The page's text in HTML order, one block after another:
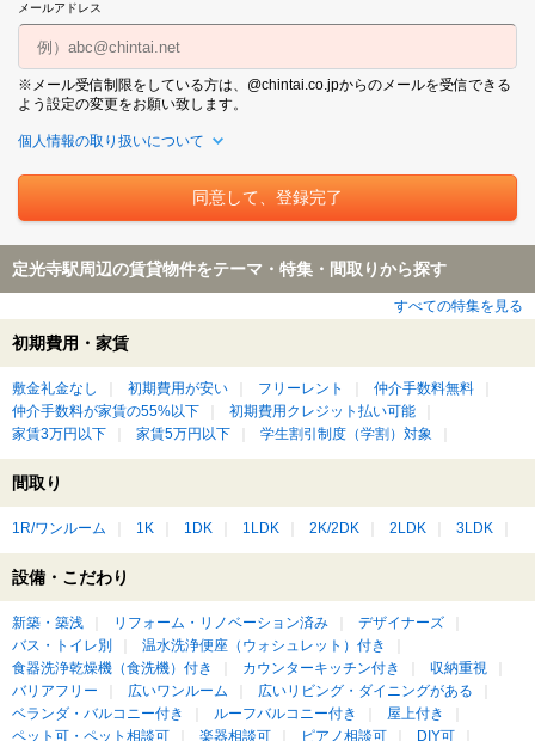
メールアドレス
※メール受信制限をしている方は、@chintai.co.jpからのメールを受信できる
よう設定の変更をお願い致します。
個人情報の取り扱いについて
定光寺駅周辺の賃貸物件をテーマ・特集・間取りから探す
すべての特集を見る
初期費用・家賃
敷金礼金なし 初期費用が安い フリーレント
仲介手数料無料
仲介手数料が家賃の55%以下
初期費用クレジット払い可能
家賃3万円以下
家賃5万円以下 学生割引制度（学割）対象
間取り
1R/ワンルーム 1K 1DK 1LDK 2K/2DK 2LDK 3LDK
設備・こだわり
新築・築浅 リフォーム・リノベーション済み
デザイナーズ
バス・トイレ別
温水洗浄便座（ウォシュレット）付き
食器洗浄乾燥機（食洗機）付き
カウンターキッチン付き
収納重視
バリアフリー
広いワンルーム
広いリビング・ダイニングがある
ベランダ・バルコニー付き
ルーフバルコニー付き
屋上付き
ペット可・ペット相談可
楽器相談可 ピアノ相談可 DIY可